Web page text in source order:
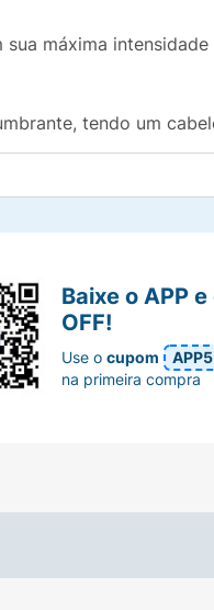
máxima
tendo um
tratados
capilares.
fornecendo os
Baixe o APP
OFF!
Use ocupom
APP5
na primeira compra